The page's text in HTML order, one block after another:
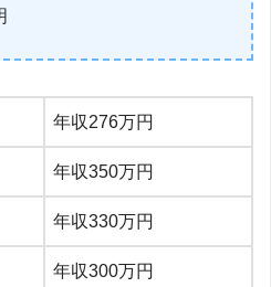
年収276万円
年収350万円
年収330万円
年収300万円